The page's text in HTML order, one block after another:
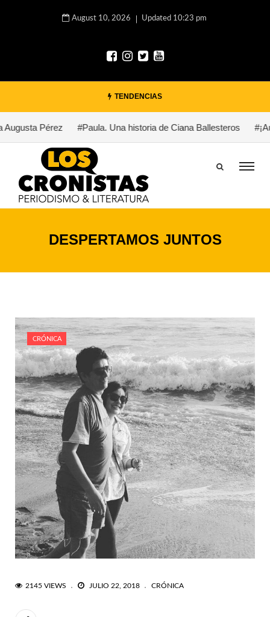
August 10, 2026 Updated 10:23 pm
TENDENCIAS
Pérez #Paula. Una historia de Ciana Ballesteros
DESPERTAMOS JUNTOS
CRÓNICA
2145 VIEWS JULIO 22, 2018 CRÓNICA